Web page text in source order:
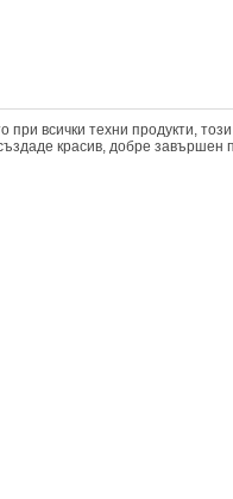
всички техни продукти,
красив, добре завършен